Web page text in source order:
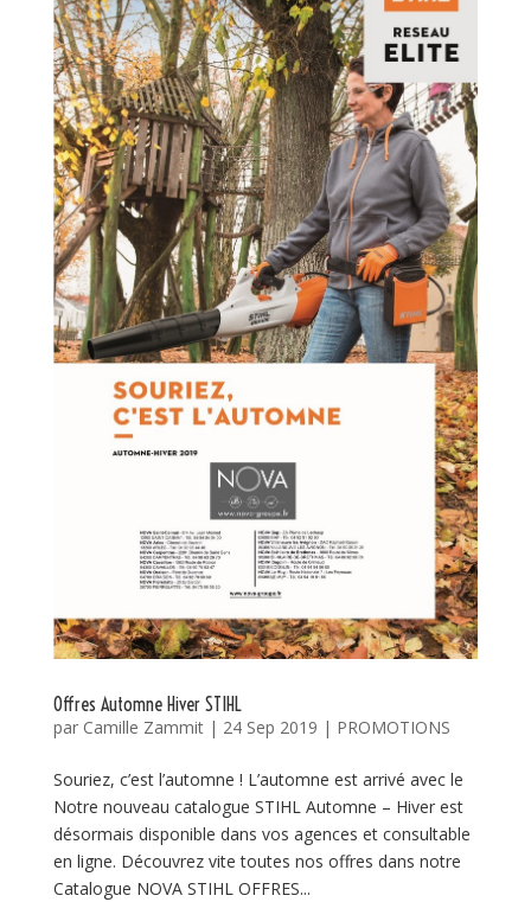
Offres Automne Hiver STIHL
par Camille Zammit| 24 Sep 2019 | PROMOTIONS
Souriez, c’est l’automne ! L’automne est arrivé avec le
Notre nouveau catalogue STIHL Automne – Hiver est
désormais disponible dans vos agences et consultable
en ligne. Découvrez vite toutes nos offres dans notre
Catalogue NOVA STIHL OFFRES...